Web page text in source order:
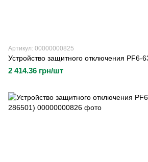
Артикул: 00000000825
Устройство защитного отключения PF6-
2 414.36 грн/шт